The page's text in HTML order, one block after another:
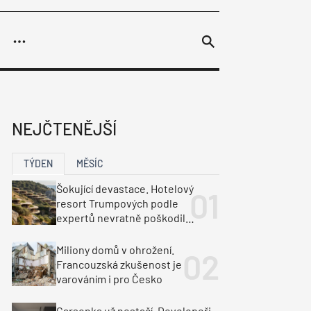
Zdravotnictví
Plastová okna
Střešní okna
projekty
službyAdministrativa
Dopravní stavby
soutěže
NEJČTENĚJŠÍ
TÝDEN MĚSÍC
Šokující devastace. Hotelový
resort Trumpových podle
expertů nevratně poškodil
Miliony domů v ohrožení.
Francouzská zkušenost je
varováním i pro Česko